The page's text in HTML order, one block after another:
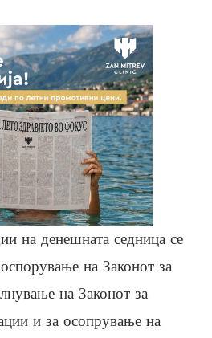
на денешната седница се
на Законот за
на Законот за
и за осопрување на